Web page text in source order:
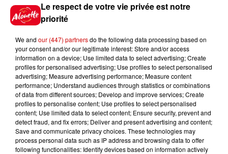
Gagnez vos entrées pour le
Destination Vacances - Gagnez
votre séjour en famille au cœur
de la...
Le respect de votre vie privée est notre
priorité
We and our (447) partnersdo the following data processing based on
your consent and/or our legitimate interest: Store and/or access
information on a device; Use limited data to select advertising; Create
profiles for personalised advertising; Use profiles to select personalised
advertising; Measure advertising performance; Measure content
performance; Understand audiences through statistics or combinations
of data from different sources; Develop and improve services; Create
profiles to personalise content; Use profiles to select personalised
content; Use limited data to select content; Ensure security, prevent and
detect fraud, and fix errors; Deliver and present advertising and content;
Save and communicate privacy choices. These technologies may
process personal data such as IP address and browsing data to offer
following functionalities: Identify devices based on information actively